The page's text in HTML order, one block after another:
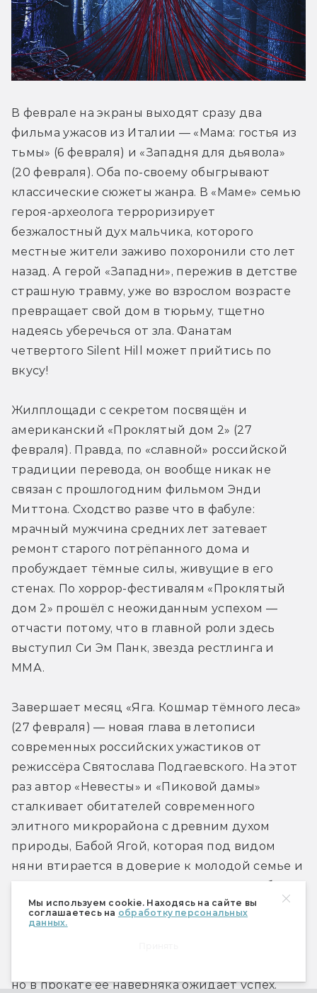
Мы используем cookie. Находясь на сайте вы
соглашаетесь на обработку персональных
данных.
В феврале на экраны выходят сразу два
фильма ужасов из Италии — «Мама: гостья из
тьмы» (6 февраля) и «Западня для дьявола»
(20 февраля). Оба по-своему обыгрывают
классические сюжеты жанра. В «Маме» семью
героя-археолога терроризирует
безжалостный дух мальчика, которого
местные жители заживо похоронили сто лет
назад. А герой «Западни», пережив в детстве
страшную травму, уже во взрослом возрасте
превращает свой дом в тюрьму, тщетно
надеясь уберечься от зла. Фанатам
четвертого Silent Hill может прийтись по
вкусу!
Жилплощади с секретом посвящён и
американский «Проклятый дом 2» (27
февраля). Правда, по «славной» российской
традиции перевода, он вообще никак не
связан с прошлогодним фильмом Энди
Миттона. Сходство разве что в фабуле:
мрачный мужчина средних лет затевает
ремонт старого потрёпанного дома и
пробуждает тёмные силы, живущие в его
стенах. По хоррор-фестивалям «Проклятый
дом 2» прошёл с неожиданным успехом —
отчасти потому, что в главной роли здесь
выступил Си Эм Панк, звезда рестлинга и
ММА.
Завершает месяц «Яга. Кошмар тёмного леса»
(27 февраля) — новая глава в летописи
современных российских ужастиков от
режиссёра Святослава Подгаевского. На этот
раз автор «Невесты» и «Пиковой дамы»
сталкивает обитателей современного
элитного микрорайона с древним духом
природы, Бабой Ягой, которая под видом
няни втирается в доверие к молодой семье и
спасти девочку, её старший брат с друзьями
идут в глухую лесную чащобу. Как и
но в прокате её наверняка ожидает успех.